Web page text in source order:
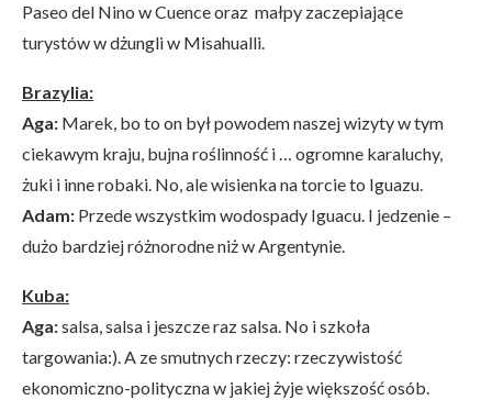
Paseo del Nino w Cuence oraz małpy zaczepiające
turystów w dżungli w Misahualli.
Brazylia:
Aga: Marek, bo to on był powodem naszej wizyty w tym
ciekawym kraju, bujna roślinność i … ogromne karaluchy,
żuki i inne robaki. No, ale wisienka na torcie to Iguazu.
Adam: Przede wszystkim wodospady Iguacu. I jedzenie –
dużo bardziej różnorodne niż w Argentynie.
Kuba:
Aga:salsa, salsa i jeszcze raz salsa. No i szkoła
targowania:). A ze smutnych rzeczy: rzeczywistość
ekonomiczno-polityczna w jakiej żyje większość osób.